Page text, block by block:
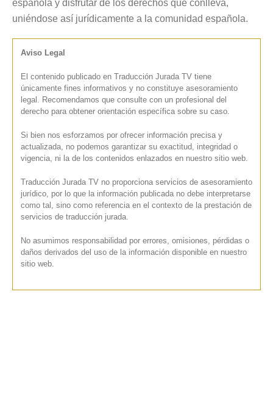
española y disfrutar de los derechos que conlleva,
uniéndose así jurídicamente a la comunidad española.
Aviso Legal
El contenido publicado en Traducción Jurada TV tiene
únicamente fines informativos y no constituye asesoramiento
legal. Recomendamos que consulte con un profesional del
derecho para obtener orientación específica sobre su caso.
Si bien nos esforzamos por ofrecer información precisa y
actualizada, no podemos garantizar su exactitud, integridad o
vigencia, ni la de los contenidos enlazados en nuestro sitio web.
Traducción Jurada TV no proporciona servicios de asesoramiento
jurídico, por lo que la información publicada no debe interpretarse
como tal, sino como referencia en el contexto de la prestación de
servicios de traducción jurada.
No asumimos responsabilidad por errores, omisiones, pérdidas o
daños derivados del uso de la información disponible en nuestro
sitio web.